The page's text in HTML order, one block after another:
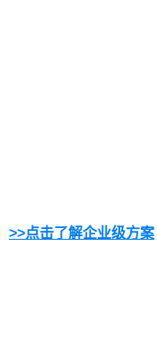
>>点击了解企业级方案